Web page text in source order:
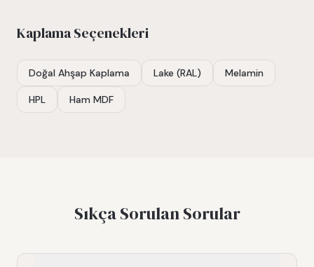
Kaplama Seçenekleri
Doğal Ahşap Kaplama Lake (RAL) Melamin
HPL Ham MDF
Sıkça Sorulan Sorular